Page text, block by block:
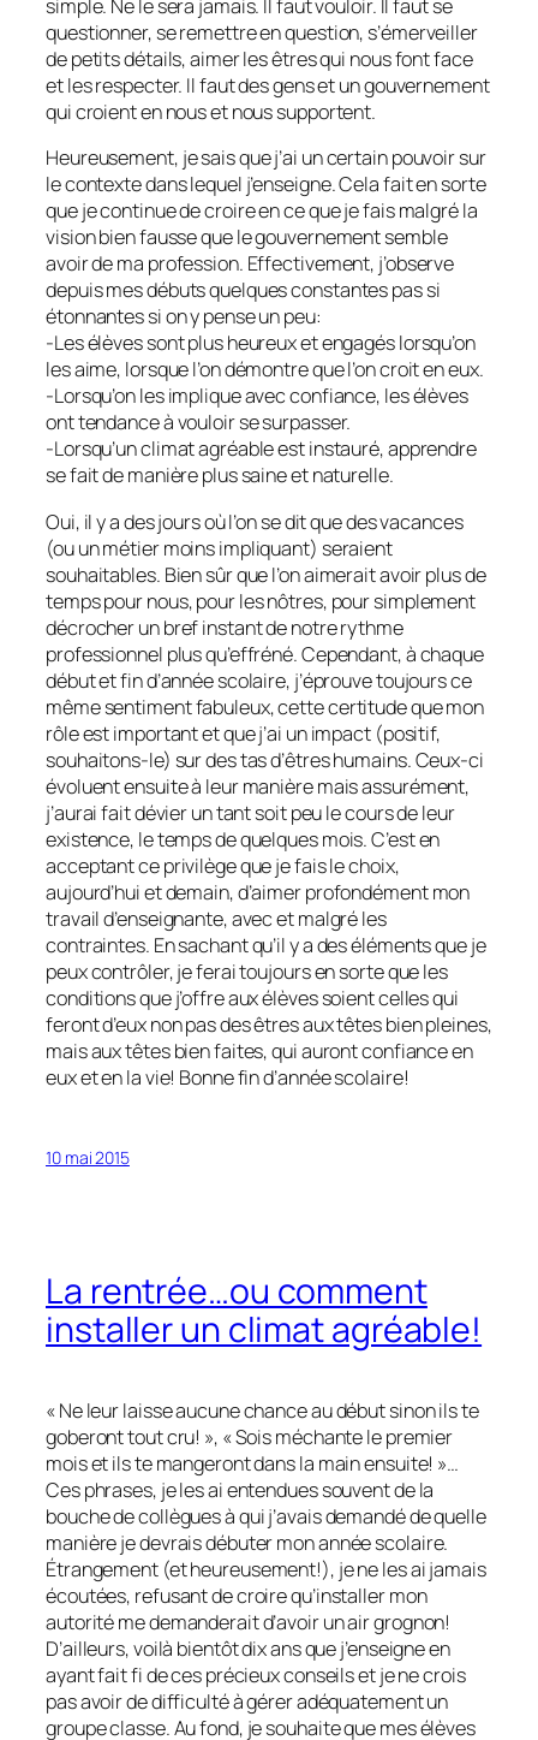
simple. Ne le sera jamais. Il faut vouloir. Il faut se
questionner, se remettre en question, s’émerveiller
de petits détails, aimer les êtres qui nous font face
et les respecter. Il faut des gens et un gouvernement
qui croient en nous et nous supportent.
Heureusement, je sais que j’ai un certain pouvoir sur
le contexte dans lequel j’enseigne. Cela fait en sorte
que je continue de croire en ce que je fais malgré la
vision bien fausse que le gouvernement semble
avoir de ma profession. Effectivement, j’observe
depuis mes débuts quelques constantes pas si
étonnantes si on y pense un peu:
-Les élèves sont plus heureux et engagés lorsqu’on
les aime, lorsque l’on démontre que l’on croit en eux.
-Lorsqu’on les implique avec confiance, les élèves
ont tendance à vouloir se surpasser.
-Lorsqu’un climat agréable est instauré, apprendre
se fait de manière plus saine et naturelle.
Oui, il y a des jours où l’on se dit que des vacances
(ou un métier moins impliquant) seraient
souhaitables. Bien sûr que l’on aimerait avoir plus de
temps pour nous, pour les nôtres, pour simplement
décrocher un bref instant de notre rythme
professionnel plus qu’effréné. Cependant, à chaque
début et fin d’année scolaire, j’éprouve toujours ce
même sentiment fabuleux, cette certitude que mon
rôle est important et que j’ai un impact (positif,
souhaitons-le) sur des tas d’êtres humains. Ceux-ci
évoluent ensuite à leur manière mais assurément,
j’aurai fait dévier un tant soit peu le cours de leur
existence, le temps de quelques mois. C’est en
acceptant ce privilège que je fais le choix,
aujourd’hui et demain, d’aimer profondément mon
travail d’enseignante, avec et malgré les
contraintes. En sachant qu’il y a des éléments que je
peux contrôler, je ferai toujours en sorte que les
conditions que j’offre aux élèves soient celles qui
feront d’eux non pas des êtres aux têtes bien pleines,
mais aux têtes bien faites, qui auront confiance en
eux et en la vie! Bonne fin d’année scolaire!
10 mai 2015
La rentrée…ou comment
installer un climat agréable!
« Ne leur laisse aucune chance au début sinon ils te
goberont tout cru! », « Sois méchante le premier
mois et ils te mangeront dans la main ensuite! »…
Ces phrases, je les ai entendues souvent de la
bouche de collègues à qui j’avais demandé de quelle
manière je devrais débuter mon année scolaire.
Étrangement (et heureusement!), je ne les ai jamais
écoutées, refusant de croire qu’installer mon
autorité me demanderait d’avoir un air grognon!
D’ailleurs, voilà bientôt dix ans que j’enseigne en
ayant fait fi de ces précieux conseils et je ne crois
pas avoir de difficulté à gérer adéquatement un
groupe classe. Au fond, je souhaite que mes élèves